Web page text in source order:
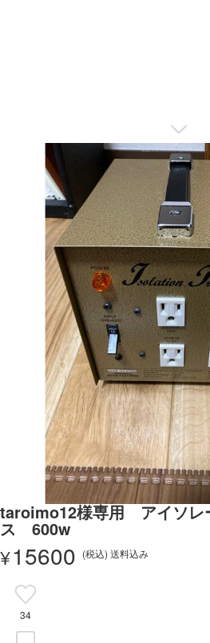
taroimo12様専用 アイソレ
ス 600w
¥15600 (税込) 送料込み
34